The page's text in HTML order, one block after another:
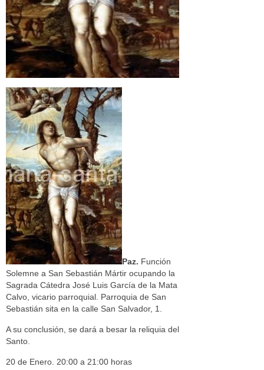
Paz. Función
Solemne a San Sebastián Mártir ocupando la
Sagrada Cátedra José Luis García de la Mata
Calvo, vicario parroquial. Parroquia de San
Sebastián sita en la calle San Salvador, 1.
A su conclusión, se dará a besar la reliquia del
Santo.
20 de Enero. 20:00 a 21:00 horas